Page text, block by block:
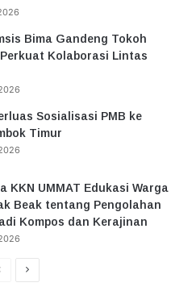
Bima Gandeng Tokoh
Kolaborasi Lintas
Sosialisasi PMB ke
Timur
KKN UMMAT Edukasi Warga
Beak tentang Pengolahan
Kompos dan Kerajinan
HalamanHalaman